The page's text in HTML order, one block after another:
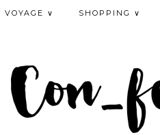
VOYAGE ∨ SHOPPING ∨